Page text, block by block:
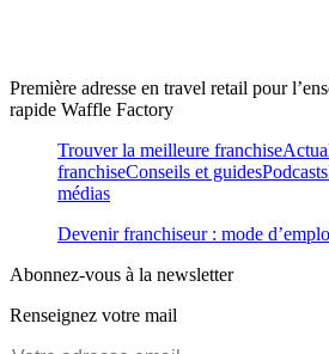
Première adresse en travel retail pour
rapide Waffle Factory
Trouver la meilleure franchise
franchiseConseils et guidesPodcasts
médias
Devenir franchiseur : mode
Abonnez-vous à la newsletter
Renseignez votre mail